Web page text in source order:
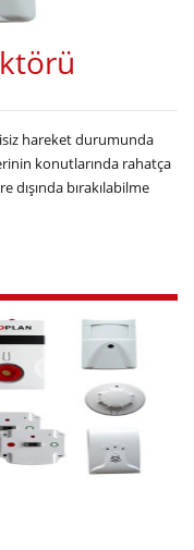
hareket durumunda
konutlarında rahatça
bırakılabilme